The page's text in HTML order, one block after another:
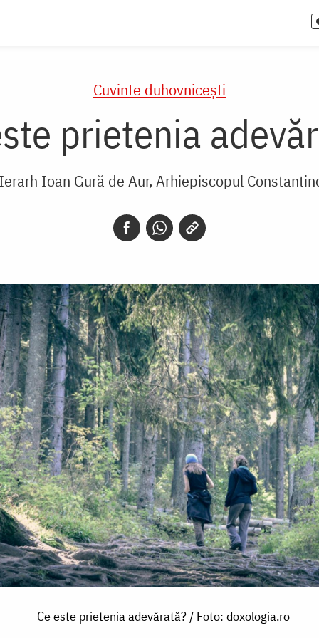
Cuvinte duhovnicești
prietenia
Ioan Gură de Aur, Arhiepiscopul
Ce este prietenia adevărată? / Foto: doxologia.ro